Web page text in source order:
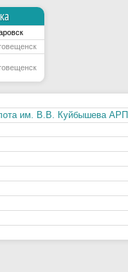
флота им. В.В. Куйбышева